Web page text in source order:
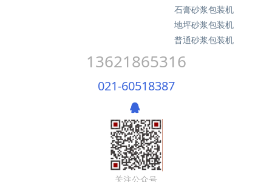
石膏砂浆包装机
地坪砂浆包装机
普通砂浆包装机
13621865316
021-60518387
关注公众号